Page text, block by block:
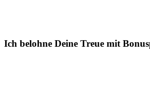
Ich belohne Deine Treue mit